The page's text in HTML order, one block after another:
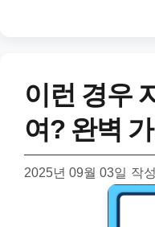
이런 경우
여? 완벽
2025년 09월 03일 작